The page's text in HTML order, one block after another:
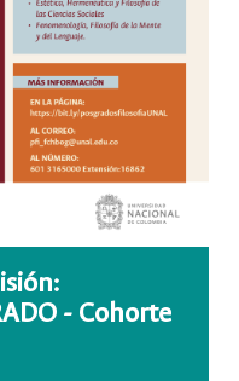
- Cohorte